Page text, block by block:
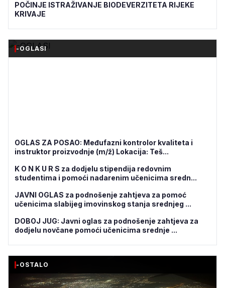
POČINJE ISTRAŽIVANJE BIODEVERZITETA RIJEKE
KRIVAJE
-OGLASI
OGLAS ZA POSAO: Međufazni kontrolor kvaliteta i
instruktor proizvodnje (m/ž) Lokacija: Teš...
K O N K U R S za dodjelu stipendija redovnim
studentima i pomoći nadarenim učenicima sredn...
JAVNI OGLAS za podnošenje zahtjeva za pomoć
učenicima slabijeg imovinskog stanja srednjeg ...
DOBOJ JUG: Javni oglas za podnošenje zahtjeva za
dodjelu novčane pomoći učenicima srednje ...
-OSTALO